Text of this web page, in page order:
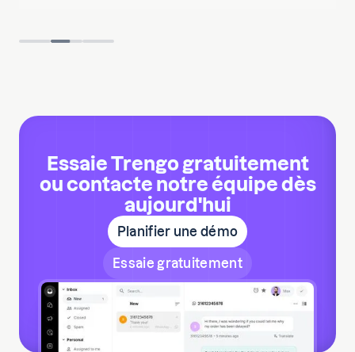
Essaie Trengo gratuitement
ou contacte notre équipe dès
aujourd'hui
Planifier une démo
Essaie gratuitement